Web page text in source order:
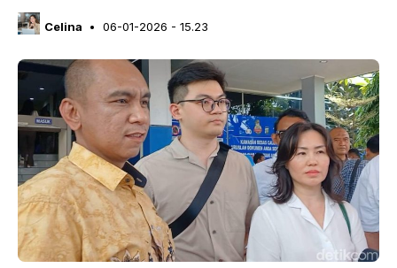
Celina 06-01-2026 - 15.23